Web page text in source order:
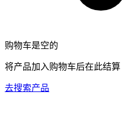
购物车是空的
将产品加入购物车后在此结算
去搜索产品